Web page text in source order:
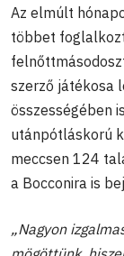
Az elmúlt
többet
szerző játékosa
összességében
utánpótláskorú
meccsen 124
a Bocconira is
„Nagyon